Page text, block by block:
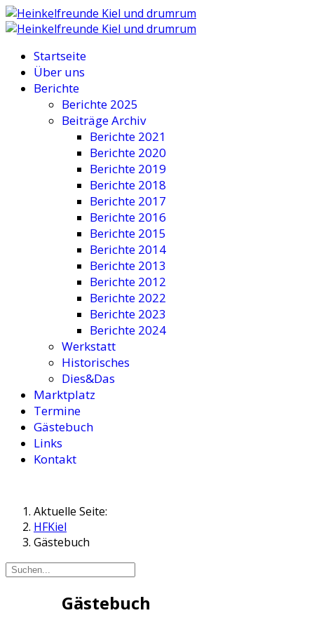
Startseite
Über uns
Berichte
Berichte 2025
Beiträge Archiv
Berichte 2021
Berichte 2020
Berichte 2019
Berichte 2018
Berichte 2017
Berichte 2016
Berichte 2015
Berichte 2014
Berichte 2013
Berichte 2012
Berichte 2022
Berichte 2023
Berichte 2024
Werkstatt
Historisches
Dies&Das
Marktplatz
Termine
Gästebuch
Links
Kontakt
Aktuelle Seite:
HFKiel
Gästebuch
Gästebuch